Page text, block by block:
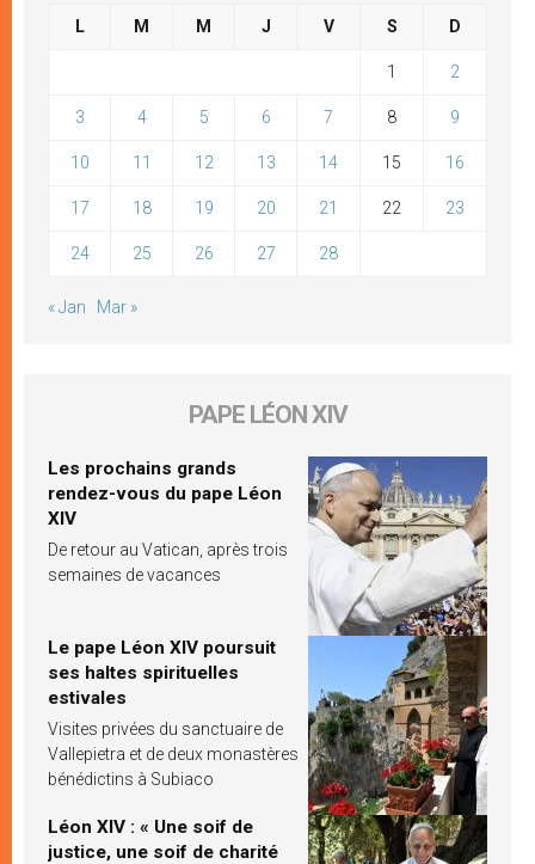
L M M J V S D
1 2
3 4 5 6 7 8 9
10 11 12 13 14 15 16
17 18 19 20 21 22 23
24 25 26 27 28
« Jan Mar »
PAPE LÉON XIV
Les prochains grands
rendez-vous du pape Léon
XIV
De retour au Vatican, après trois
semaines de vacances
Le pape Léon XIV poursuit
ses haltes spirituelles
estivales
Visites privées du sanctuaire de
Vallepietra et de deux monastères
bénédictins à Subiaco
Léon XIV : « Une soif de
justice, une soif de charité